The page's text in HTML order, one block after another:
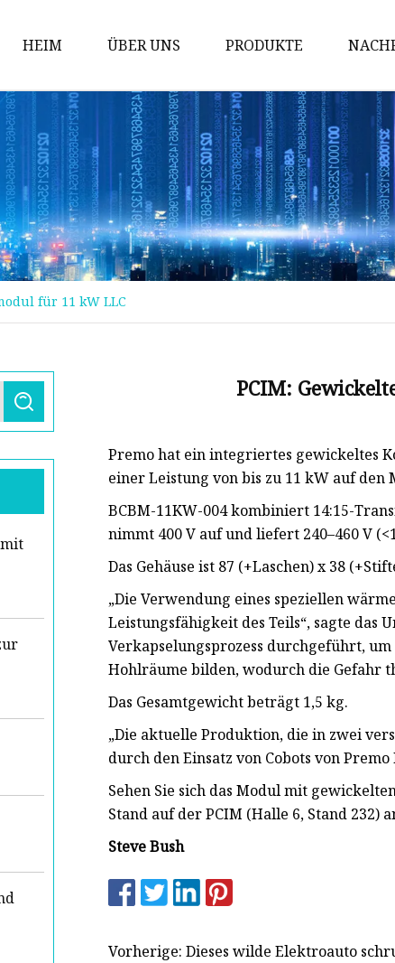
HEIM ÜBER UNS PRODUKTE
Magnetischer Kern
Spulen
Induktor
Gleichtaktdrossel
Stromwandler
DIP-Spule
Mn-Zn-Ferritkern
Schalttransformator
Gekapselter
Elektronischer
für 11 kW LLC
PCIM:
Premo hat ein integriertes gewickeltes
einer Leistung von bis zu 11 kW auf den
BCBM-11KW-004 kombiniert 14:15-
nimmt 400 V auf und liefert 240–460 V
Das Gehäuse ist 87 (+Laschen) x 38
„Die Verwendung eines speziellen
Leistungsfähigkeit des Teils“, sagte
Verkapselungsprozess durchgeführt,
Hohlräume bilden, wodurch die Gefahr
Das Gesamtgewicht beträgt 1,5 kg.
„Die aktuelle Produktion, die in zwei
durch den Einsatz von Cobots von
Sehen Sie sich das Modul mit
Stand auf der PCIM (Halle 6, Stand 232)
Steve Bush
Vorherige: Dieses wilde Elektroauto